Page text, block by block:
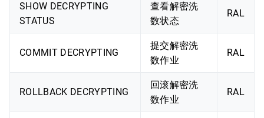
SHOW DECRYPTING
STATUS
查看解密洗
数状态
RAL
COMMIT DECRYPTING
提交解密洗
数作业
RAL
ROLLBACK DECRYPTING
回滚解密洗
数作业
RAL